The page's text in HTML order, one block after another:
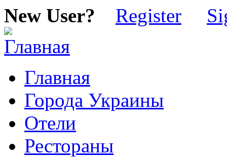
New User? Register
Главная
Города Украины
Отели
Рестораны